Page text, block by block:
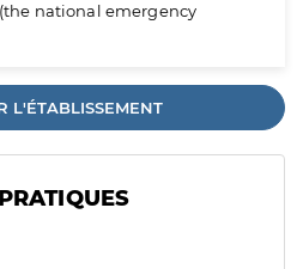
national emergency
L'ÉTABLISSEMENT